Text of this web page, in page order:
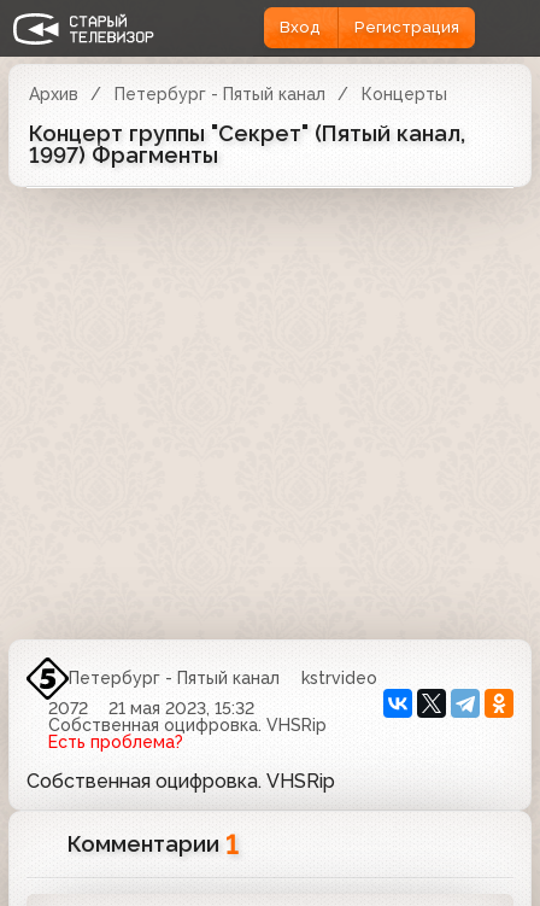
Вход Регистрация
Архив Петербург - Пятый канал Концерты
Концерт группы "Секрет" (Пятый канал,
1997) Фрагменты
Петербург - Пятый канал
kstrvideo
2072
21 мая 2023, 15:32
Собственная оцифровка. VHSRip
Есть проблема?
Собственная оцифровка. VHSRip
Комментарии 1